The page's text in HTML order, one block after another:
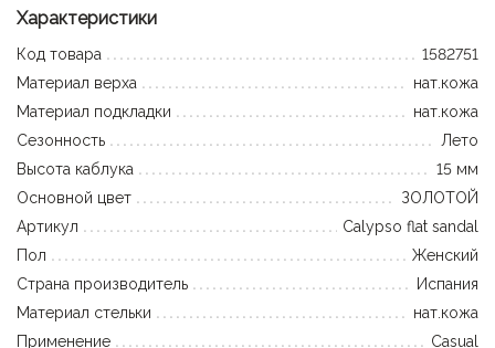
Характеристики
Код товара
1582751
Материал верха
нат.кожа
Материал подкладки
нат.кожа
Сезонность
Лето
Высота каблука
15 мм
Основной цвет
ЗОЛОТОЙ
Артикул
Calypso flat sandal
Пол
Женский
Страна производитель
Испания
Материал стельки
нат.кожа
Применение
Casual